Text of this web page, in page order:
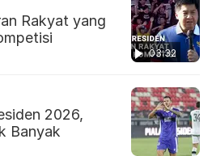
03:32
Rakyat yang
2026,
Banyak